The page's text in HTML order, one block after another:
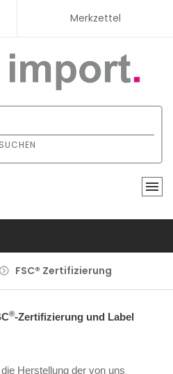
Merkzettel
SUCHEN
FSC® Zertifizierung
®-Zertifizierung und Label
Herstellung der von uns